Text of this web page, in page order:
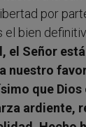
por
bien
el Señor
nuestro
que Dios
ardiente,